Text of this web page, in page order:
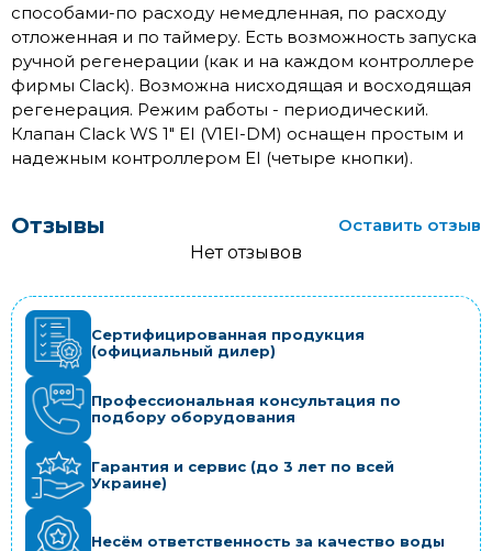
способами-по расходу немедленная, по расходу
отложенная и по таймеру. Есть возможность запуска
ручной регенерации (как и на каждом контроллере
фирмы Clack). Возможна нисходящая и восходящая
регенерация. Режим работы - периодический.
Клапан Clack WS 1" EI (V1EI-DM) оснащен простым и
надежным контроллером EI (четыре кнопки).
Отзывы
Оставить отзыв
Нет отзывов
Сертифицированная продукция
(официальный дилер)
Профессиональная консультация по
подбору оборудования
Гарантия и сервис (до 3 лет по всей
Украине)
Несём ответственность за качество воды